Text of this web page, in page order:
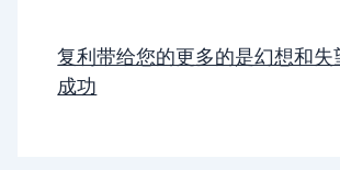
复利带给您的更多的是幻想和失
成功